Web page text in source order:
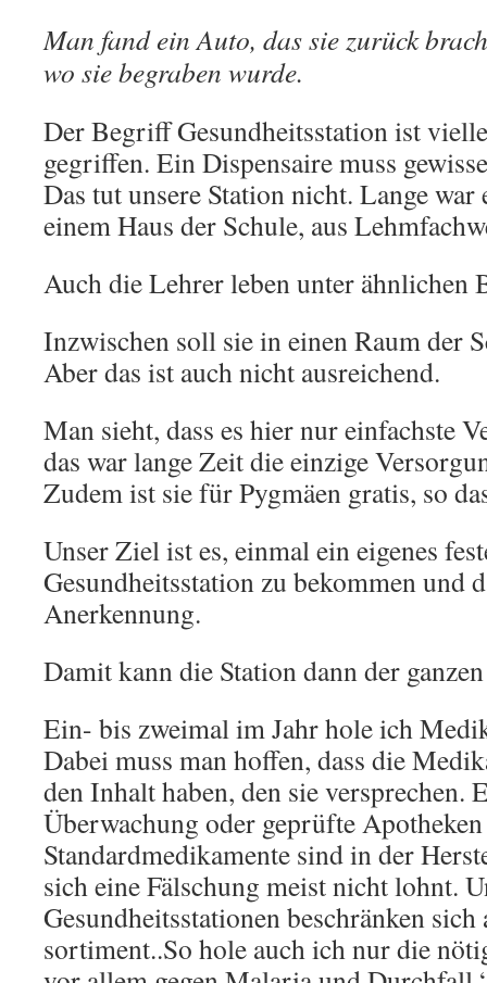
Man fand ein Auto, das sie zurück
wo sie begraben wurde.
Der Begriff Gesundheitsstation ist
gegriffen. Ein Dispensaire muss
Das tut unsere Station nicht. Lange
einem Haus der Schule, aus
Auch die Lehrer leben unter ähnlichen
Inzwischen soll sie in einen Raum der
Aber das ist auch nicht ausreichend.
Man sieht, dass es hier nur einfachste
das war lange Zeit die einzige
Zudem ist sie für Pygmäen gratis, so
Unser Ziel ist es, einmal ein eigenes
Gesundheits­station zu bekommen und
Anerkennung.
Damit kann die Station dann der
Ein- bis zweimal im Jahr hole ich
Dabei muss man hoffen, dass die
den Inhalt haben, den sie versprechen.
Überwachung oder geprüfte
Standard­medikamente sind in der
sich eine Fälschung meist nicht lohnt.
Gesundheitsstationen beschränken
sortiment..So hole auch ich nur die